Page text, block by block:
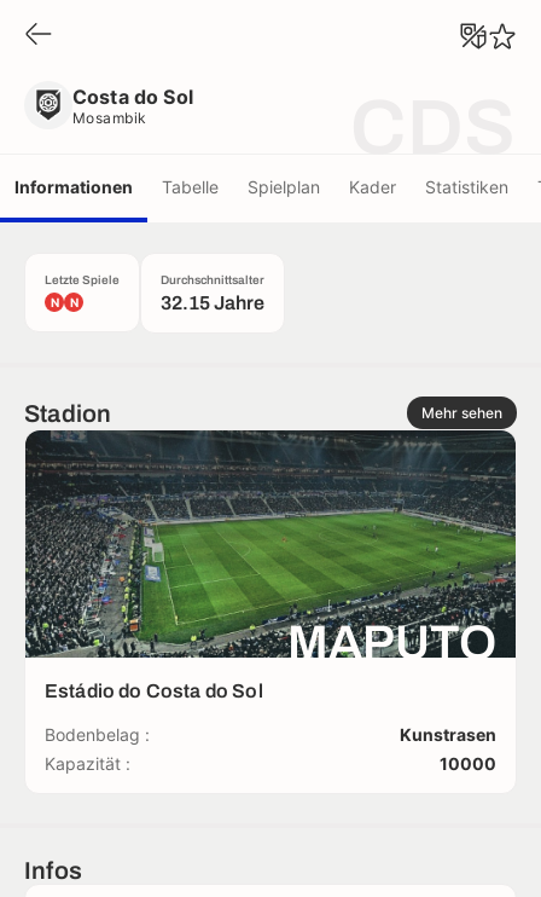
Costa do Sol
Mosambik
Informationen Tabelle Spielplan Kader Statistiken
Letzte Spiele
N N
Durchschnittsalter
32.15 Jahre
Stadion Mehr sehen
MAPUTO
Estádio do Costa do Sol
Bodenbelag :
Kunstrasen
Kapazität :
10000
Infos